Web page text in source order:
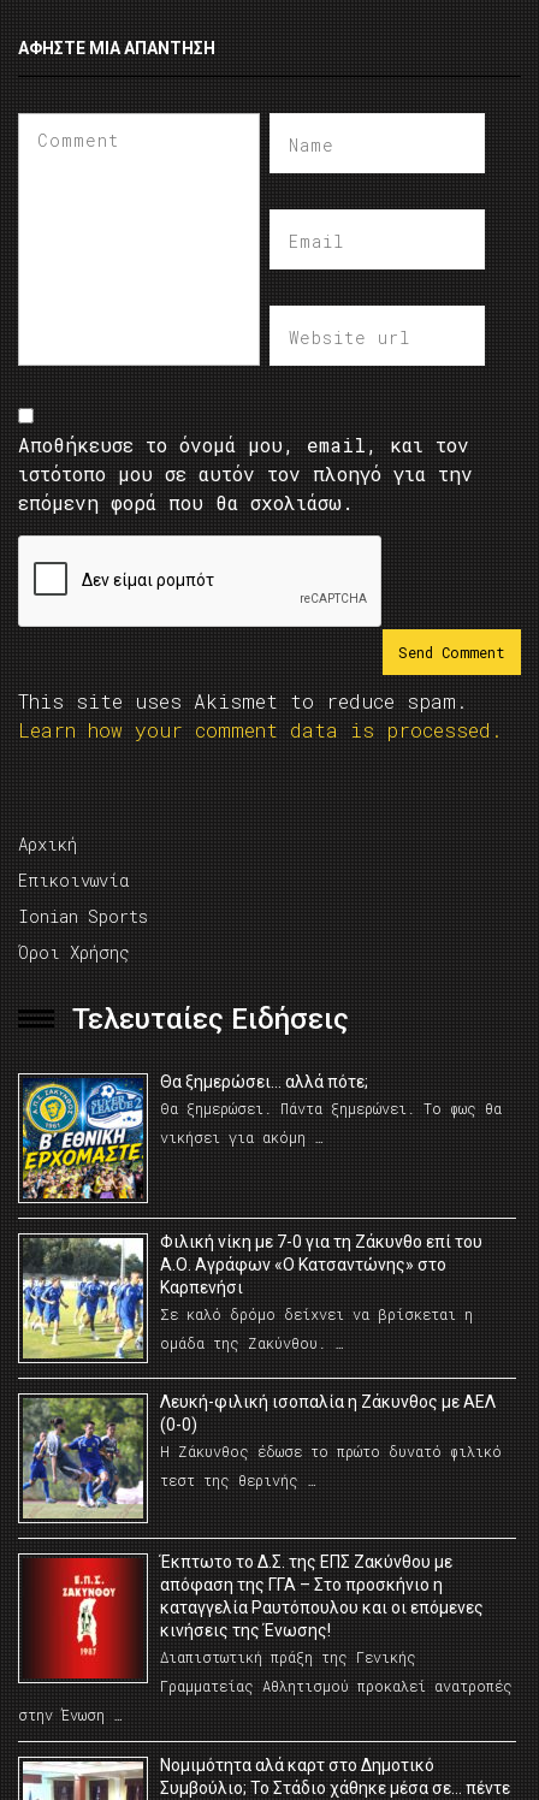
ΑΦΉΣΤΕ ΜΙΑ ΑΠΆΝΤΗΣΗ
Αποθήκευσε το όνομά μου, email, και τον
ιστότοπο μου σε αυτόν τον πλοηγό για την
επόμενη φορά που θα σχολιάσω.
This site uses Akismet to reduce spam.
Learn how your comment data is processed.
Αρχική
Επικοινωνία
Ionian Sports
Όροι Χρήσης
Τελευταίες Ειδήσεις
Θα ξημερώσει… αλλά πότε;
Θα ξημερώσει. Πάντα ξημερώνει. Το φως θα
νικήσει για ακόμη …
Φιλική νίκη με 7-0 για τη Ζάκυνθο επί του
Α.Ο. Αγράφων «Ο Κατσαντώνης» στο
Καρπενήσι
Σε καλό δρόμο δείχνει να βρίσκεται η
ομάδα της Ζακύνθου. …
Λευκή-φιλική ισοπαλία η Ζάκυνθος με ΑΕΛ
(0-0)
Η Ζάκυνθος έδωσε το πρώτο δυνατό φιλικό
τεστ της θερινής …
Έκπτωτο το Δ.Σ. της ΕΠΣ Ζακύνθου με
απόφαση της ΓΓΑ – Στο προσκήνιο η
καταγγελία Ραυτόπουλου και οι επόμενες
κινήσεις της Ένωσης!
Διαπιστωτική πράξη της Γενικής
Γραμματείας Αθλητισμού προκαλεί ανατροπές
στην Ένωση …
Νομιμότητα αλά καρτ στο Δημοτικό
Συμβούλιο; Το Στάδιο χάθηκε μέσα σε… πέντε